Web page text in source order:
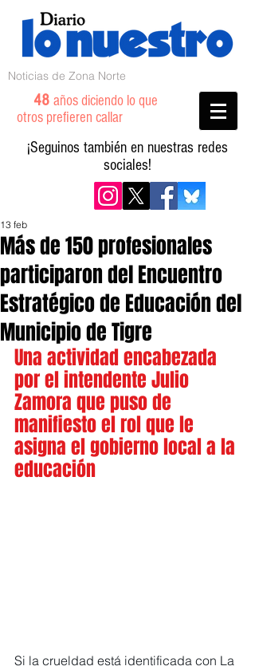
Noticias de Zona Norte
48 años diciendo lo que
otros prefieren callar
¡Seguinos también en nuestras redes
sociales!
Más de 150 profesionales
participaron del Encuentro
Estratégico de Educación del
Municipio de Tigre
13 feb
Una actividad encabezada
por el intendente Julio
Zamora que puso de
manifiesto el rol que le
asigna el gobierno local a la
educación
Si la crueldad está identificada con La